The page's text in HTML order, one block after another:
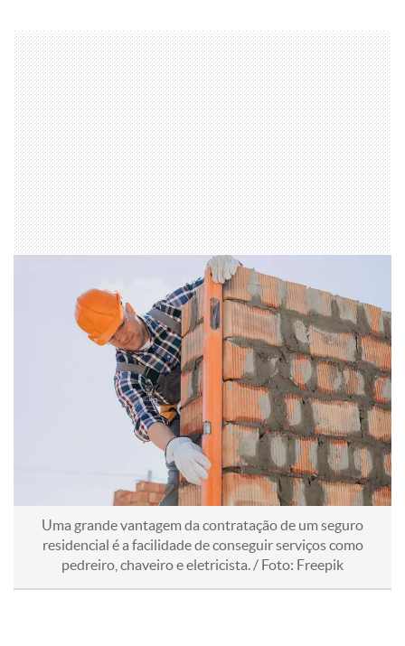
Uma grande vantagem da contratação de um seguro
residencial é a facilidade de conseguir serviços como
pedreiro, chaveiro e eletricista. / Foto: Freepik